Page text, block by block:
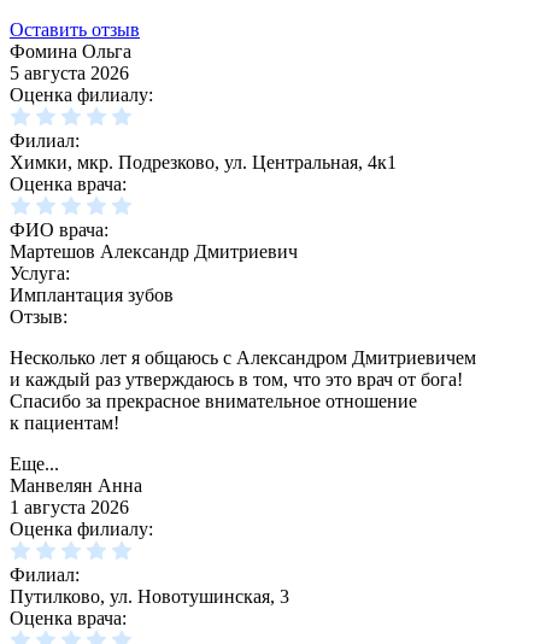
Оставить отзыв
Фомина Ольга
5 августа 2026
Оценка филиалу:
Филиал:
Химки, мкр. Подрезково, ул. Центральная, 4к1
Оценка врача:
ФИО врача:
Мартешов Александр Дмитриевич
Услуга:
Имплантация зубов
Отзыв:
Несколько лет я общаюсь с Александром Дмитриевичем
и каждый раз утверждаюсь в том, что это врач от бога!
Спасибо за прекрасное внимательное отношение
к пациентам!
Еще...
Манвелян Анна
1 августа 2026
Оценка филиалу:
Филиал:
Путилково, ул. Новотушинская, 3
Оценка врача: